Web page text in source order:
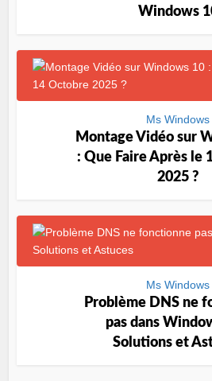
Windows
Ms Windows
Montage Vidéo sur
: Que Faire Après le
2025 ?
Ms Windows
Problème DNS ne
pas dans
Solutions et